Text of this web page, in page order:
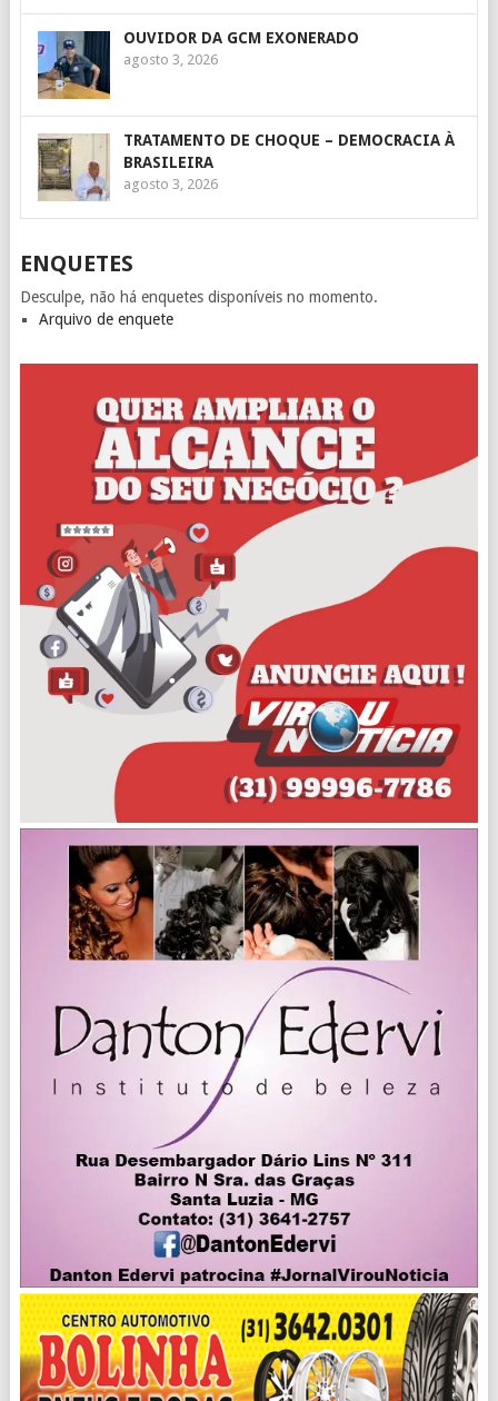
OUVIDOR DA GCM EXONERADO
agosto 3, 2026
TRATAMENTO DE CHOQUE – DEMOCRACIA À
BRASILEIRA
agosto 3, 2026
ENQUETES
Desculpe, não há enquetes disponíveis no momento.
Arquivo de enquete